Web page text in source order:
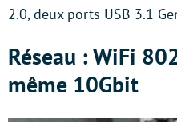
2.0, deux ports USB 3.1
Réseau : WiFi
même 10Gbit